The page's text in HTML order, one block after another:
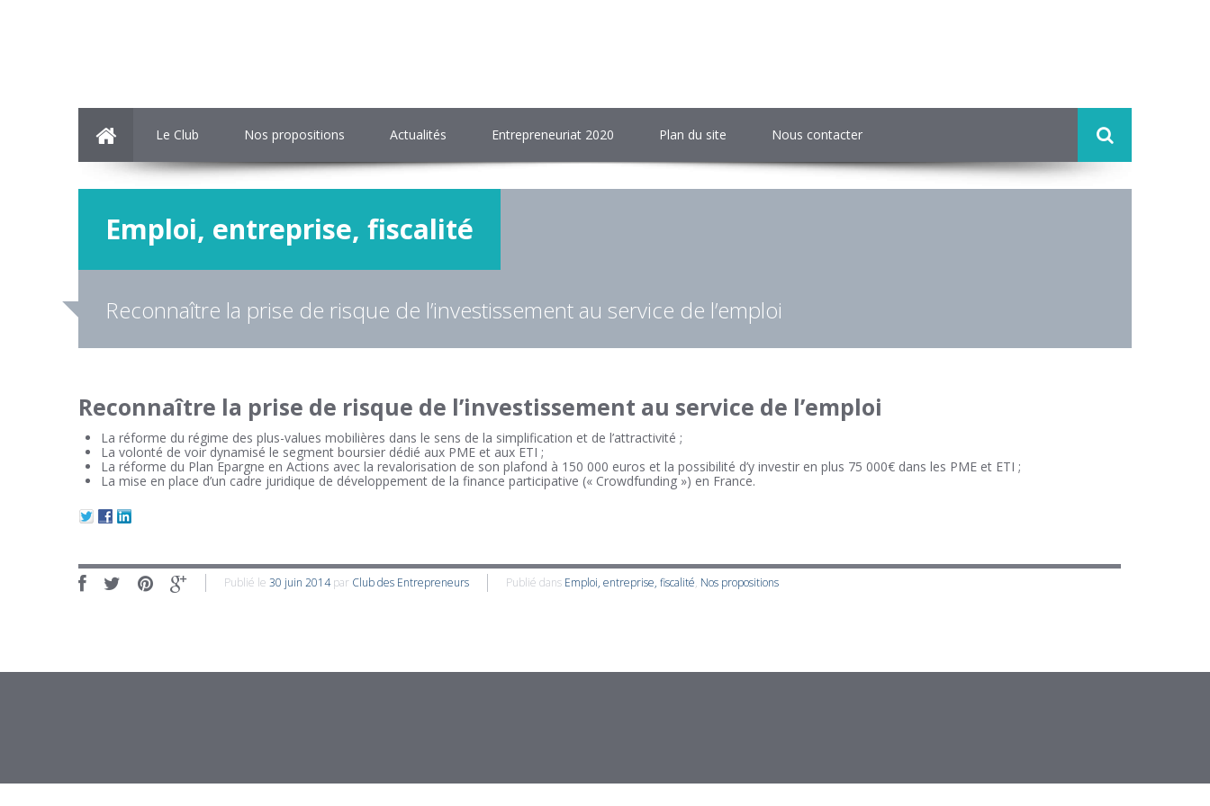
Le Club Nos propositions Actualités Entrepreneuriat 2020 Plan du site Nous contacter
Emploi, entreprise, fiscalité
Reconnaître la prise de risque de l’investissement au service de l’emploi
Reconnaître la prise de risque de l’investissement au service de l’emploi
La réforme du régime des plus-values mobilières dans le sens de la simplification et de l’attractivité ;
La volonté de voir dynamisé le segment boursier dédié aux PME et aux ETI ;
La réforme du Plan Epargne en Actions avec la revalorisation de son plafond à 150 000 euros et la possibilité d’y investir en plus 75 000€ dans les PME et ETI ;
La mise en place d’un cadre juridique de développement de la finance participative (« Crowdfunding ») en France.
Publié le 30 juin 2014par Club des Entrepreneurs Publié dans Emploi, entreprise, fiscalité, Nos propositions